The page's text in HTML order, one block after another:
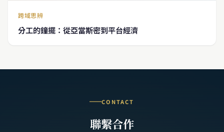
跨域思辨
分工的鐘擺：從亞當斯密到平台經濟
CONTACT
聯繫合作